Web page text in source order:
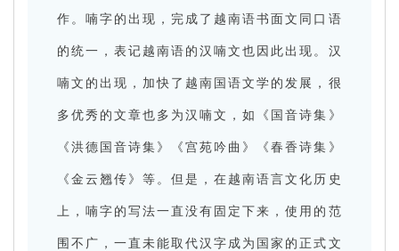
作。喃字的出现，完成了越南语书面文同口语
的统一，表记越南语的汉喃文也因此出现。汉
喃文的出现，加快了越南国语文学的发展，很
多优秀的文章也多为汉喃文，如《国音诗集》
《洪德国音诗集》《宫苑吟曲》《春香诗集》
《金云翘传》等。但是，在越南语言文化历史
上，喃字的写法一直没有固定下来，使用的范
围不广，一直未能取代汉字成为国家的正式文